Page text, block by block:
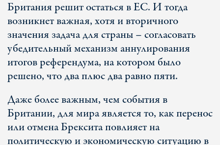
Британия решит остаться в ЕС. И тогда
возникнет важная, хотя и вторичного
значения задача для страны – согласовать
убедительный механизм аннулирования
итогов референдума, на котором было
решено, что два плюс два равно пяти.
Даже более важным, чем события в
Британии, для мира является то, как перенос
или отмена Брексита повлияет на
политическую и экономическую ситуацию в